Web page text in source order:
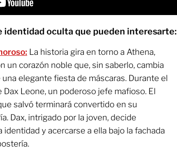
identidad oculta que pueden interesarte:
La historia gira en torno a Athena,
un corazón noble que, sin saberlo, cambia
elegante fiesta de máscaras. Durante el
Dax Leone, un poderoso jefe mafioso. El
salvó terminará convertido en su
Dax, intrigado por la joven, decide
y acercarse a ella bajo la fachada